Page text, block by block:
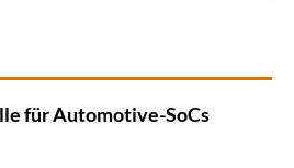
für Automotive-SoCs